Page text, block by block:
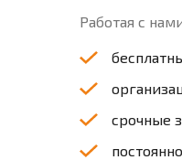
Работая с
срочные